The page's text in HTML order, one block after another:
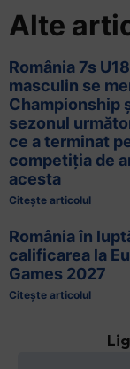
Alte
România 7s U18
masculin se
Championship
sezonul
ce a terminat
competiția de
acesta
Citește articolul
România în
calificarea la
Games 2027
Citește articolul